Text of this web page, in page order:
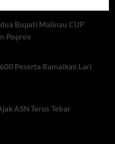
Bupati Malinau CUP
Poprov
Peserta Ramaikan Lari
ASN Terus Tebar